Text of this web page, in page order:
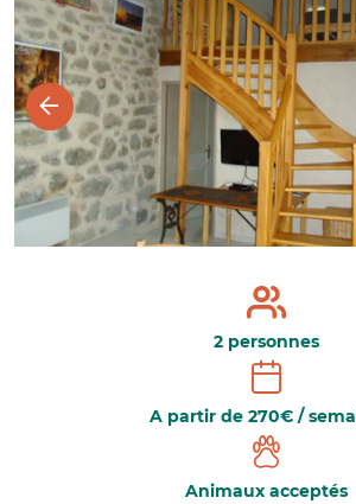
2 personnes
A partir de 270€ /
Animaux acceptés